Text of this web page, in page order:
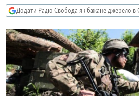
пошуку
УКРАЇНА
ТИ ЯК?
СХЕМИ
КИТАЙ.ВИКЛИКИ
МУЛЬТИМЕДІА
ФОТО
Додати Радіо Свобода як бажане джерело в